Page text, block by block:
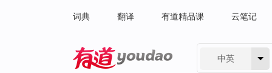
词典 翻译 有道精品课 云笔记
中英